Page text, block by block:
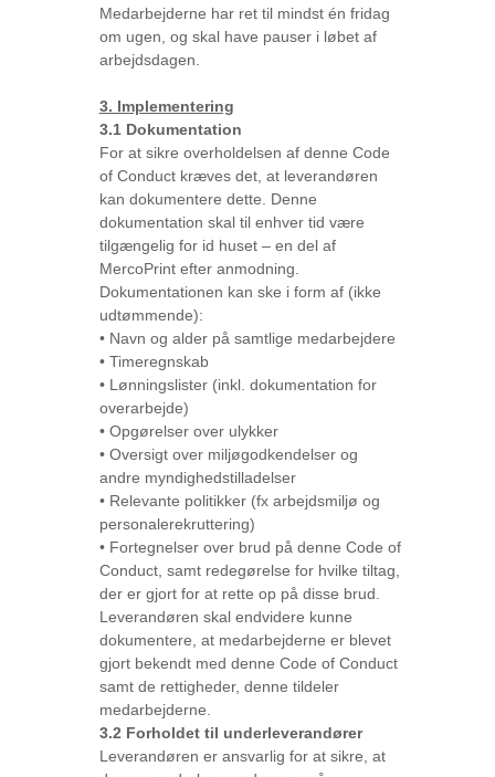
Medarbejderne har ret til mindst én fridag
om ugen, og skal have pauser i løbet af
arbejdsdagen.
3. Implementering
3.1 Dokumentation
For at sikre overholdelsen af denne Code
of Conduct kræves det, at leverandøren
kan dokumentere dette. Denne
dokumentation skal til enhver tid være
tilgængelig for id huset – en del af
MercoPrint efter anmodning.
Dokumentationen kan ske i form af (ikke
udtømmende):
• Navn og alder på samtlige medarbejdere
• Timeregnskab
• Lønningslister (inkl. dokumentation for
overarbejde)
• Opgørelser over ulykker
• Oversigt over miljøgodkendelser og
andre myndighedstilladelser
• Relevante politikker (fx arbejdsmiljø og
personalerekruttering)
• Fortegnelser over brud på denne Code of
Conduct, samt redegørelse for hvilke tiltag,
der er gjort for at rette op på disse brud.
Leverandøren skal endvidere kunne
dokumentere, at medarbejderne er blevet
gjort bekendt med denne Code of Conduct
samt de rettigheder, denne tildeler
medarbejderne.
3.2 Forholdet til underleverandører
Leverandøren er ansvarlig for at sikre, at